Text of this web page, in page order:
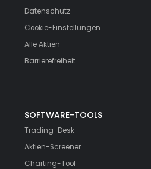
Datenschutz
Cookie-Einstellungen
Alle Aktien
Barrierefreiheit
SOFTWARE-TOOLS
Trading-Desk
Aktien-Screener
Charting-Tool